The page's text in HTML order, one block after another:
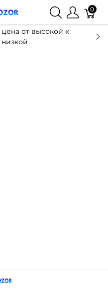
0
цена от высокой к
низкой